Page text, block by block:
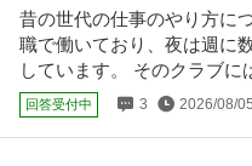
昔の世代の仕事のやり方に
職で働いており、夜は週に
しています。 そのクラブに
回答受付中 3 2026/08/05